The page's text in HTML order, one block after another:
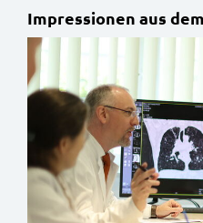
Impressionen aus